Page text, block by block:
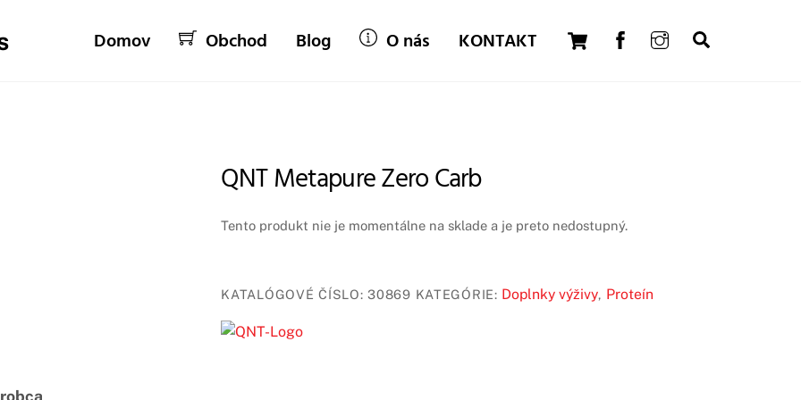
Cart
Domov Obchod Blog O nás KONTAKT
QNT Metapure Zero Carb
Tento produkt nie je momentálne na sklade a je preto nedostupný.
KATALÓGOVÉ ČÍSLO:30869 KATEGÓRIE: Doplnky výživy, Proteín